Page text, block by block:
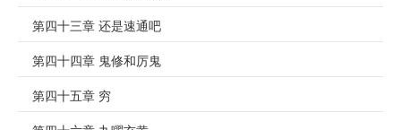
第四十三章 还是速通吧
第四十四章 鬼修和厉鬼
第四十五章 穷